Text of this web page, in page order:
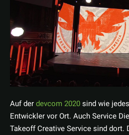
Auf derdevcom 2020sind wie
Entwickler vor Ort. Auch Service
Takeoff Creative Service sind dort.